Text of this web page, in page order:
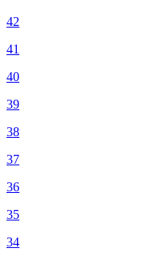
42
41
40
39
38
37
36
35
34